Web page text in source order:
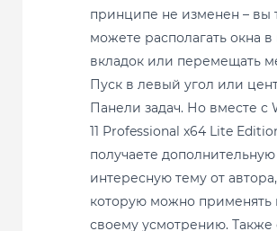
принципе не изменен – вы
можете располагать окна в
вкладок или перемещать
Пуск в левый угол или
Панели задач. Но вместе с
11 Professional x64 Lite
получаете дополнительную
интересную тему от автора,
которую можно применять
своему усмотрению. Также